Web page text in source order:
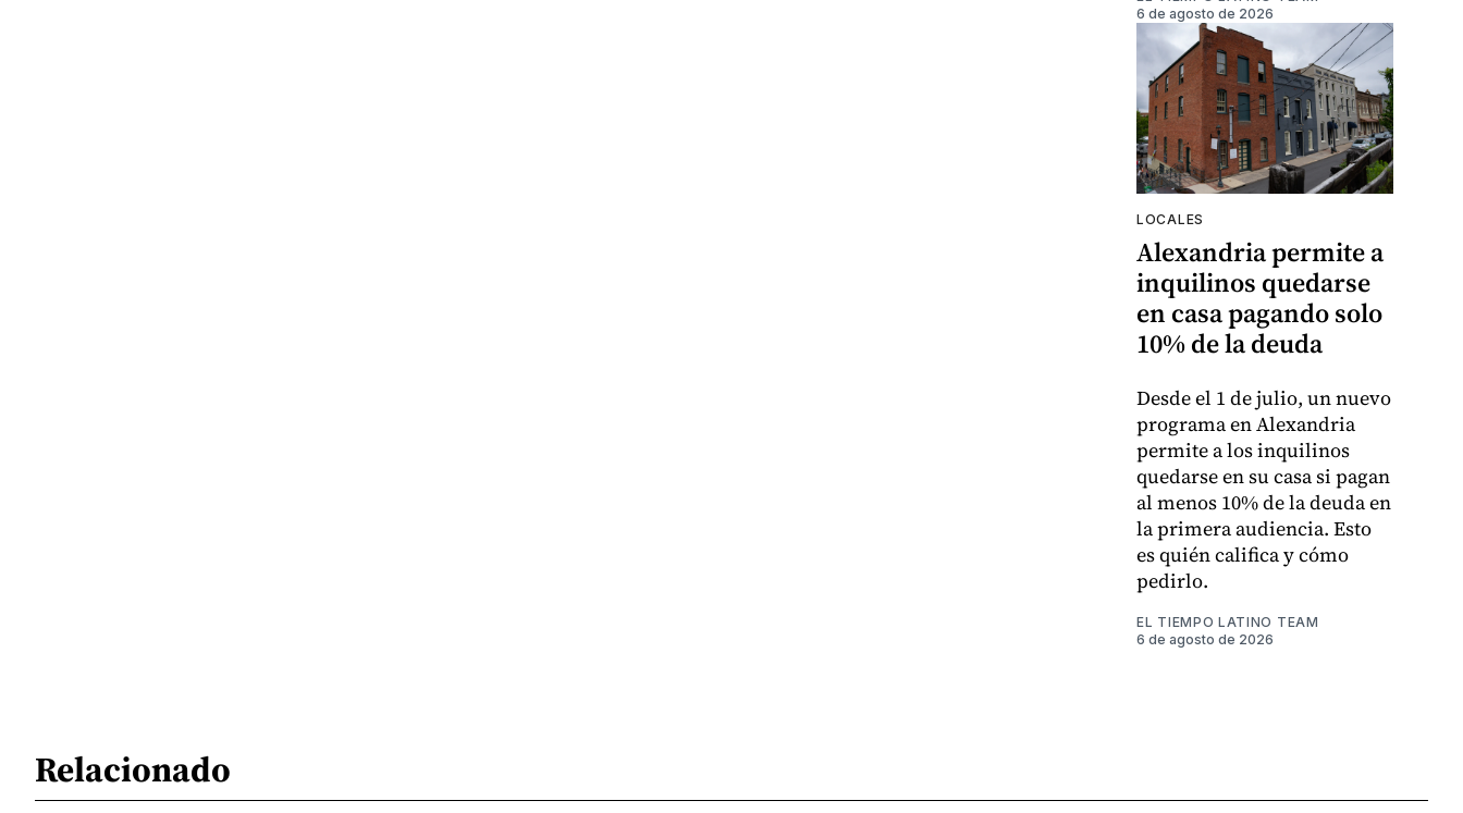
6 de agosto de 2026
LOCALES
Alexandria permite a
inquilinos quedarse
en casa pagando solo
10% de la deuda
Desde el 1 de julio, un nuevo
programa en Alexandria
permite a los inquilinos
quedarse en su casa si pagan
al menos 10% de la deuda en
la primera audiencia. Esto
es quién califica y cómo
pedirlo.
EL TIEMPO LATINO TEAM
6 de agosto de 2026
Relacionado